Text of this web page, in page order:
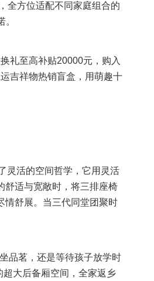
方位适配不同家庭组合的
礼至高补贴20000元，购入
吉祥物热销盲盒，用萌趣十
活的空间哲学，它用灵活
舒适与宽敞时，将三排座椅
情舒展。当三代同堂团聚时
品茗，还是等待孩子放学时
大后备厢空间，全家返乡